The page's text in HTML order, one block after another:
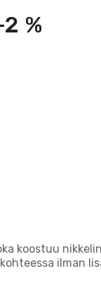
%
koostuu
ilman